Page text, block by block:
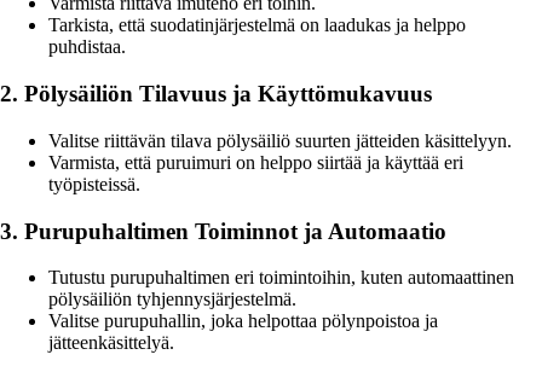
Tarkista, että suodatinjärjestelmä on laadukas ja helppo
puhdistaa.
2. Pölysäiliön Tilavuus ja Käyttömukavuus
Valitse riittävän tilava pölysäiliö suurten jätteiden käsittelyyn.
Varmista, että puruimuri on helppo siirtää ja käyttää eri
työpisteissä.
3. Purupuhaltimen Toiminnot ja Automaatio
Tutustu purupuhaltimen eri toimintoihin, kuten automaattinen
pölysäiliön tyhjennysjärjestelmä.
Valitse purupuhallin, joka helpottaa pölynpoistoa ja
jätteenkäsittelyä.